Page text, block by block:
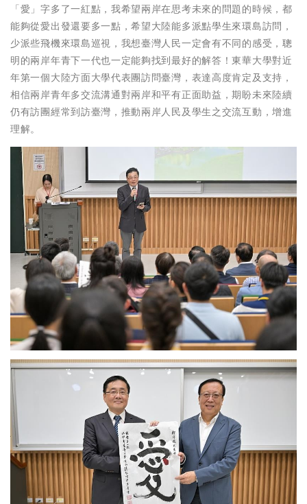
「愛」字多了一紅點，我希望兩岸在思考未來的問題的時候，都
能夠從愛出發還要多一點，希望大陸能多派點學生來環島訪問，
少派些飛機來環島巡視，我想臺灣人民一定會有不同的感受，聰
明的兩岸年青下一代也一定能夠找到最好的解答！東華大學對近
年第一個大陸方面大學代表團訪問臺灣，表達高度肯定及支持，
相信兩岸青年多交流溝通對兩岸和平有正面助益，期盼未來陸續
仍有訪團經常到訪臺灣，推動兩岸人民及學生之交流互動，增進
理解。